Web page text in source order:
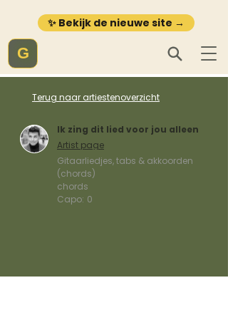
✨ Bekijk de nieuwe site →
G
Terug naar artiestenoverzicht
Ik zing dit lied voor jou alleen
Artist page
Gitaarliedjes, tabs & akkoorden
(chords)
chords
Capo: 0